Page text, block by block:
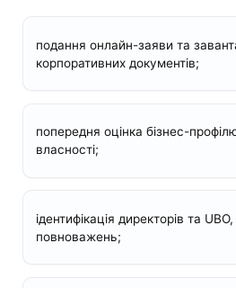
подання онлайн-заяви та
корпоративних документів;
попередня оцінка бізнес-
власності;
ідентифікація директорів та
повноважень;